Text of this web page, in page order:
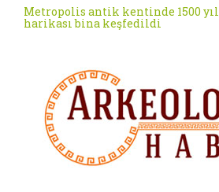
Metropolis antik kentinde 1500
harikası bina keşfedildi